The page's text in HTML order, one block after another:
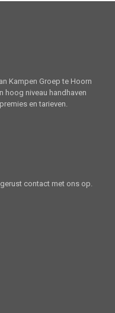
Kampen Groep te Hoorn
hoog niveau handhaven
en tarieven.
contact met ons op.